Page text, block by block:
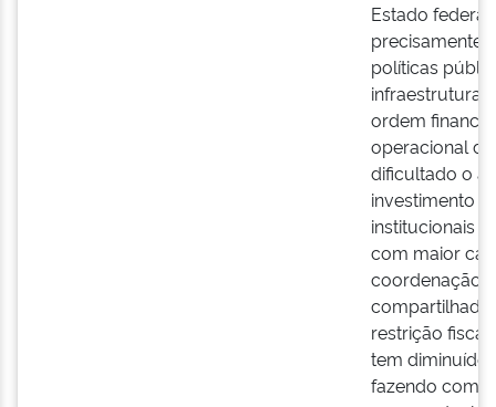
Estado
precisamente
políticas
infraestrutura,
ordem
operacional
dificultado o
investimento
institucionais
com maior
coordenação
compartilhado
restrição
tem diminuído
fazendo com